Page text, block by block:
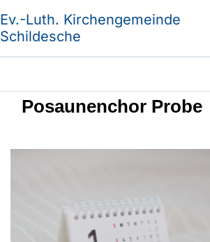
Ev.-Luth. Kirchengemeinde
Schildesche
Posaunenchor Probe